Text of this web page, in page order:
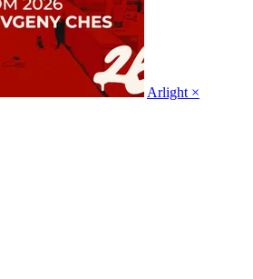
Arlight ×